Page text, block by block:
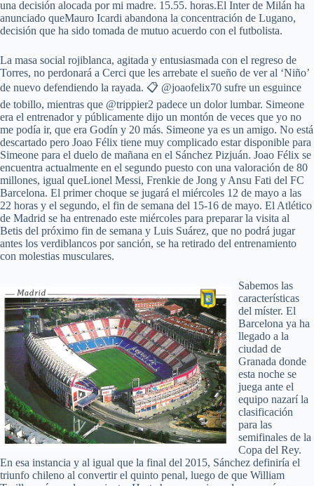
una decisión alocada por mi madre. 15.55. horas.El Inter de Milán ha
anunciado queMauro Icardi abandona la concentración de Lugano,
decisión que ha sido tomada de mutuo acuerdo con el futbolista.
La masa social rojiblanca, agitada y entusiasmada con el regreso de
Torres, no perdonará a Cerci que les arrebate el sueño de ver al ‘Niño’
de nuevo defendiendo la rayada. 📋 @joaofelix70 sufre un esguince
de tobillo, mientras que @trippier2 padece un dolor lumbar. Simeone
era el entrenador y públicamente dijo un montón de veces que yo no
me podía ir, que era Godín y 20 más. Simeone ya es un amigo. No está
descartado pero Joao Félix tiene muy complicado estar disponible para
Simeone para el duelo de mañana en el Sánchez Pizjuán. Joao Félix se
encuentra actualmente en el segundo puesto con una valoración de 80
millones, igual queLionel Messi, Frenkie de Jong y Ansu Fati del FC
Barcelona. El primer choque se jugará el miércoles 12 de mayo a las
22 horas y el segundo, el fin de semana del 15-16 de mayo. El Atlético
de Madrid se ha entrenado este miércoles para preparar la visita al
Betis del próximo fin de semana y Luis Suárez, que no podrá jugar
antes los verdiblancos por sanción, se ha retirado del entrenamiento
con molestias musculares.
Sabemos las
características
del míster. El
Barcelona ya ha
llegado a la
ciudad de
Granada donde
esta noche se
juega ante el
equipo nazarí la
clasificación
para las
semifinales de la
Copa del Rey.
En esa instancia y al igual que la final del 2015, Sánchez definiría el
triunfo chileno al convertir el quinto penal, luego de que William